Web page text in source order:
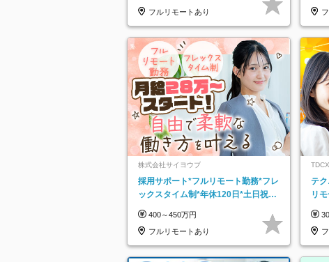
フルリモートあり
株式会社サイヨウブ
採用サポート*フルリモート勤務*フレ
ックスタイム制*年休120日*土日祝休
400～450万円
フルリモートあり
テ
リ